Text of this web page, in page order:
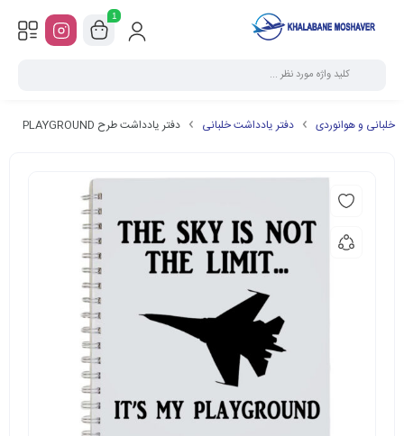
1
خلبانی و هوانوردی دفتر یادداشت خلبانی دفتر یادداشت طرح PLAYGROUND